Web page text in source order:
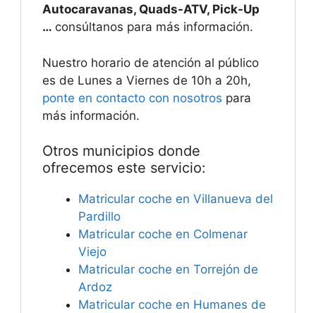
Autocaravanas, Quads-ATV, Pick-Up
… consúltanos para más información.
Nuestro horario de atención al público
es de Lunes a Viernes de 10h a 20h,
ponte en contacto con nosotros para
más información.
Otros municipios donde
ofrecemos este servicio:
Matricular coche en Villanueva del
Pardillo
Matricular coche en Colmenar
Viejo
Matricular coche en Torrejón de
Ardoz
Matricular coche en Humanes de